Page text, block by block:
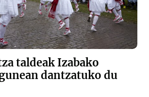
taldeak Izabako
dantzatuko du